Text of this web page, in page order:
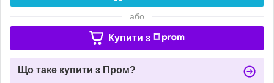
або
Купити з
Що таке купити з Пром?